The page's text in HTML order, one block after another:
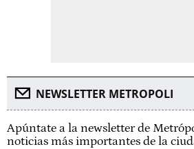
NEWSLETTER METROPOLI
Apúntate a la newsletter de
noticias más importantes de la